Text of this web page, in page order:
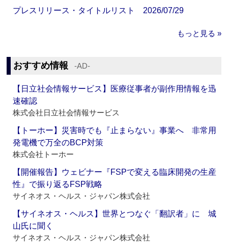
プレスリリース・タイトルリスト 2026/07/29
もっと見る »
おすすめ情報 ‐AD‐
【日立社会情報サービス】医療従事者が副作用情報を迅
速確認
株式会社日立社会情報サービス
【トーホー】災害時でも『止まらない』事業へ 非常用
発電機で万全のBCP対策
株式会社トーホー
【開催報告】ウェビナー『FSPで変える臨床開発の生産
性』で振り返るFSP戦略
サイネオス・ヘルス・ジャパン株式会社
【サイネオス・ヘルス】世界とつなぐ「翻訳者」に 城
山氏に聞く
サイネオス・ヘルス・ジャパン株式会社